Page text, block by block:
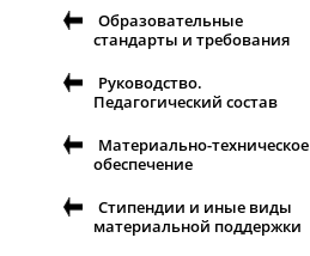
Образовательные
стандарты и требования
Руководство.
Педагогический состав
Материально-техническое
обеспечение
Стипендии и иные виды
материальной поддержки